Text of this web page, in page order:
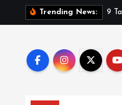
Trending News: 9 a